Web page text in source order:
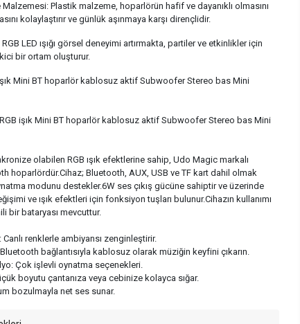
Plastik malzeme, hoparlörün hafif ve dayanıklı olmasını
kolaylaştırır ve günlük aşınmaya karşı dirençlidir.
RGB LED ışığı görsel deneyimi artırmakta, partiler ve etkinlikler için
bir ortam oluşturur.
Mini BT hoparlör kablosuz aktif Subwoofer Stereo bas Mini
işık Mini BT hoparlör kablosuz aktif Subwoofer Stereo bas Mini
olabilen RGB ışık efektlerine sahip, Udo Magic markalı
hoparlördür.Cihaz; Bluetooth, AUX, USB ve TF kart dahil olmak
modunu destekler.6W ses çıkış gücüne sahiptir ve üzerinde
ve ışık efektleri için fonksiyon tuşları bulunur.Cihazın kullanımı
bir bataryası mevcuttur.
Canlı renklerle ambiyansı zenginleştirir.
bağlantısıyla kablosuz olarak müziğin keyfini çıkarın.
Çok işlevli oynatma seçenekleri.
boyutu çantanıza veya cebinize kolayca sığar.
bozulmayla net ses sunar.